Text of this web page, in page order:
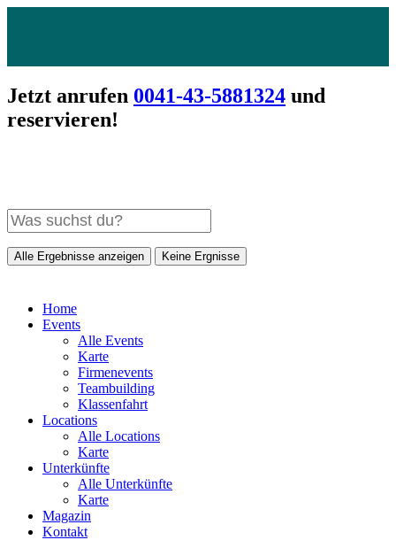
Jetzt anrufen 0041-43-5881324 und
reservieren!
Alle Ergebnisse anzeigen Keine Ergnisse
Home
Events
Alle Events
Karte
Firmenevents
Teambuilding
Klassenfahrt
Locations
Alle Locations
Karte
Unterkünfte
Alle Unterkünfte
Karte
Magazin
Kontakt